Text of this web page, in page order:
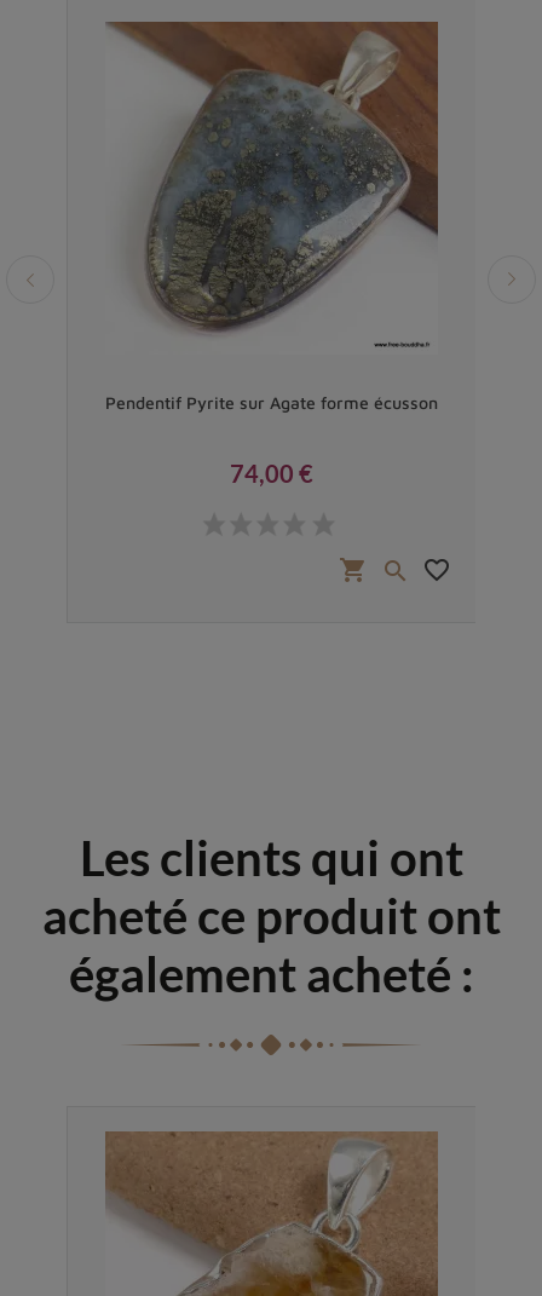
Pendentif Pyrite sur Agate forme écusson
74,00 €
shopping_cart  favorite_border
Les clients qui ont
acheté ce produit ont
également acheté :